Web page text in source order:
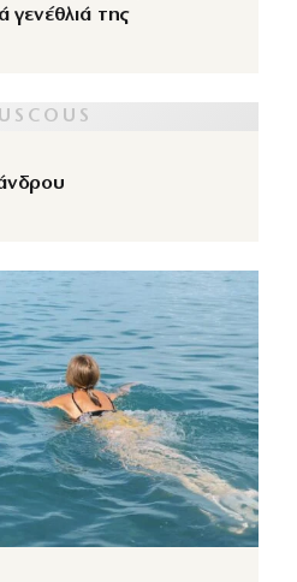
γενέθλιά της